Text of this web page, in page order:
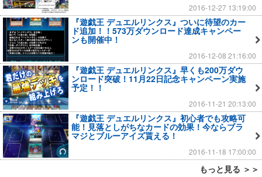
2016-12-27 13:19:00
『遊戯王 デュエルリンクス』ついに待望のカー
ド追加！！573万ダウンロード達成キャンペー
ンも開催中！
2016-12-08 21:16:00
『遊戯王 デュエルリンクス』早くも200万ダウ
ンロード突破！11月22日記念キャンペーン実施
予定！！
2016-11-21 20:13:00
『遊戯王 デュエルリンクス』初心者でも攻略可
能！見落としがちなカードの効果！今ならブラ
マジとブルーアイズ貰える！
2016-11-18 17:00:00
もっと見る ＞＞